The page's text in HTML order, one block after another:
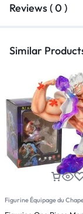
Reviews ( 0 )
Similar
Figurine Équipage du